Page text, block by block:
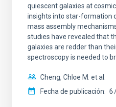
quiescent galaxies at
insights into star-formation
mass assembly
studies have revealed that
galaxies are redder than
spectroscopy is needed to
Cheng, Chloe M. et al.
Fecha de publicación: 6